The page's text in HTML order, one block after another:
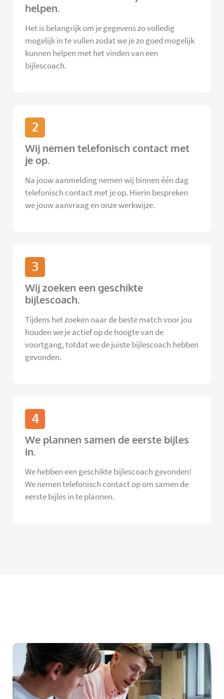
helpen.
Het is belangrijk om je gegevens zo volledig
mogelijk in te vullen zodat we je zo goed mogelijk
kunnen helpen met het vinden van een
bijlescoach.
2
Wij nemen telefonisch contact met
je op.
Na jouw aanmelding nemen wij binnen één dag
telefonisch contact met je op. Hierin bespreken
we jouw aanvraag en onze werkwijze.
3
Wij zoeken een geschikte
bijlescoach.
Tijdens het zoeken naar de beste match voor jou
houden we je actief op de hoogte van de
voortgang, totdat we de juiste bijlescoach hebben
gevonden.
4
We plannen samen de eerste bijles
in.
We hebben een geschikte bijlescoach gevonden!
We nemen telefonisch contact op om samen de
eerste bijles in te plannen.